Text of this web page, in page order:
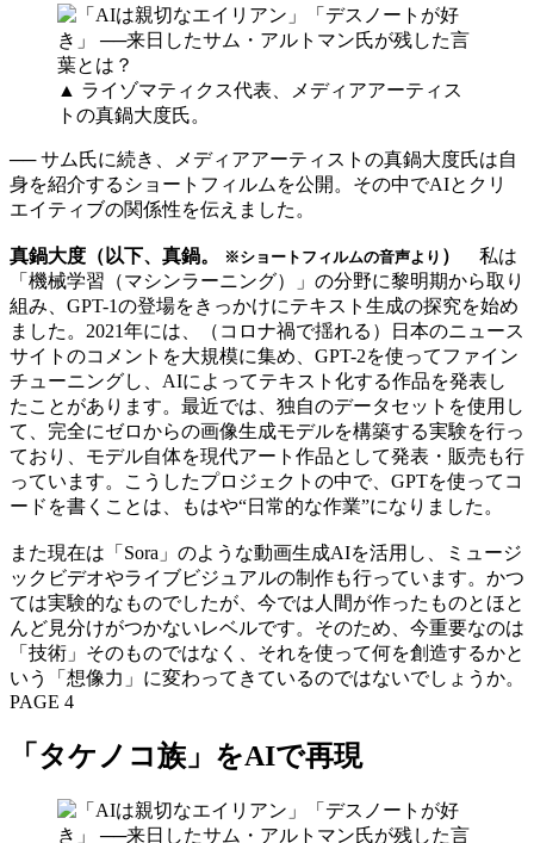
▲ ライゾマティクス代表、メディアアーティス
トの真鍋大度氏。
── サム氏に続き、メディアアーティストの真鍋大度氏は自
身を紹介するショートフィルムを公開。その中でAIとクリ
エイティブの関係性を伝えました。
真鍋大度（以下、真鍋。 ※ショートフィルムの音声より ）
私は
「機械学習（マシンラーニング）」の分野に黎明期から取り
組み、GPT-1の登場をきっかけにテキスト生成の探究を始め
ました。2021年には、（コロナ禍で揺れる）日本のニュース
サイトのコメントを大規模に集め、GPT-2を使ってファイン
チューニングし、AIによってテキスト化する作品を発表し
たことがあります。最近では、独自のデータセットを使用し
て、完全にゼロからの画像生成モデルを構築する実験を行っ
ており、モデル自体を現代アート作品として発表・販売も行
っています。こうしたプロジェクトの中で、GPTを使ってコ
ードを書くことは、もはや“日常的な作業”になりました。
また現在は「Sora」のような動画生成AIを活用し、ミュージ
ックビデオやライブビジュアルの制作も行っています。かつ
ては実験的なものでしたが、今では人間が作ったものとほと
んど見分けがつかないレベルです。そのため、今重要なのは
「技術」そのものではなく、それを使って何を創造するかと
いう「想像力」に変わってきているのではないでしょうか。
PAGE 4
「タケノコ族」をAIで再現